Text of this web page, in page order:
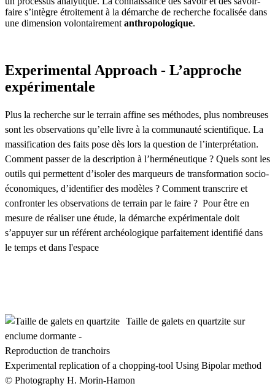
faire s’intègre étroitement à la démarche de recherche focalisée dans
une dimension volontairement anthropologique.
Experimental Approach - L’approche
expérimentale
Plus la recherche sur le terrain affine ses méthodes, plus nombreuses
sont les observations qu’elle livre à la communauté scientifique. La
massification des faits pose dès lors la question de l’interprétation.
Comment passer de la description à l’herméneutique ? Quels sont les
outils qui permettent d’isoler des marqueurs de transformation socio-
économiques, d’identifier des modèles ? Comment transcrire et
confronter les observations de terrain par le faire ? Pour être en
mesure de réaliser une étude, la démarche expérimentale doit
s’appuyer sur un référent archéologique parfaitement identifié dans
le temps et dans l'espace
Taille de galets en quartzite sur
enclume dormante -
Reproduction de tranchoirs
Experimental replication of a chopping-tool Using Bipolar method
© Photography H. Morin-Hamon